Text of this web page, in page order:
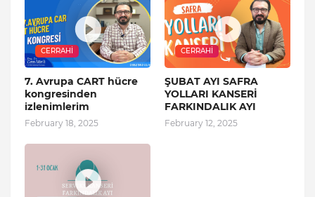
CERRAHI
7. Avrupa CART hücre
kongresinden
izlenimlerim
February 18, 2025
CERRAHI
ŞUBAT AYI SAFRA
YOLLARI KANSERİ
FARKINDALIK AYI
February 12, 2025